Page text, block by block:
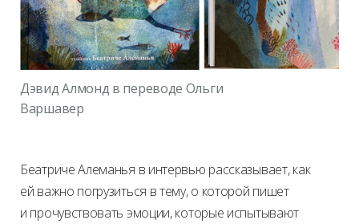
Дэвид Алмонд в переводе Ольги
Варшавер
Беатриче Алеманья в интервью рассказывает, как
ей важно погрузиться в тему, о которой пишет
и прочувствовать эмоции, которые испытывают